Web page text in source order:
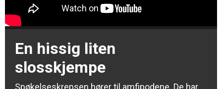
En hissig liten
slosskjempe
Spøkelseskrepsen hører til amfipodene. De har